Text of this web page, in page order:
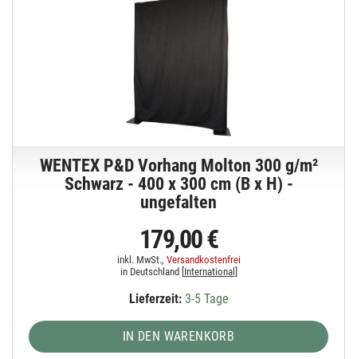
WENTEX P&D Vorhang Molton 300 g/m²
Schwarz - 400 x 300 cm (B x H) -
ungefalten
179,00 €
inkl. MwSt., Versandkostenfrei
in Deutschland [ International
Lieferzeit:3-5 Tage
IN DEN WARENKORB